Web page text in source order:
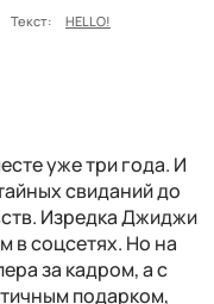
Текст:
HELLO!
уже три года. И
свиданий до
Изредка Джиджи
в соцсетях. Но на
за кадром, а с
подарком,